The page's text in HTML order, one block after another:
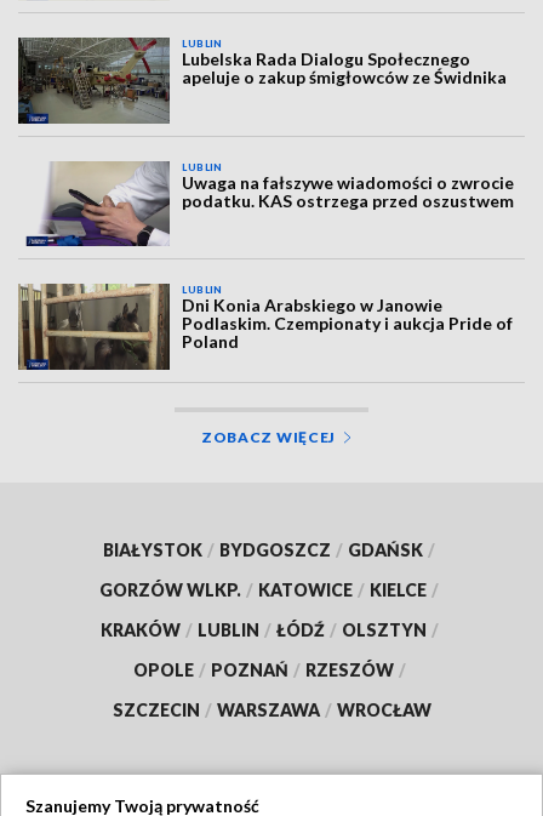
LUBLIN
Lubelska Rada Dialogu Społecznego
apeluje o zakup śmigłowców ze Świdnika
LUBLIN
Uwaga na fałszywe wiadomości o zwrocie
podatku. KAS ostrzega przed oszustwem
LUBLIN
Dni Konia Arabskiego w Janowie
Podlaskim. Czempionaty i aukcja Pride of
Poland
ZOBACZ WIĘCEJ
BIAŁYSTOK / BYDGOSZCZ / GDAŃSK /
GORZÓW WLKP. / KATOWICE / KIELCE /
KRAKÓW / LUBLIN / ŁÓDŹ / OLSZTYN /
OPOLE / POZNAŃ / RZESZÓW /
SZCZECIN / WARSZAWA / WROCŁAW
Szanujemy Twoją prywatność